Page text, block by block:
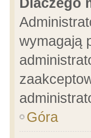
wymagają
Góra